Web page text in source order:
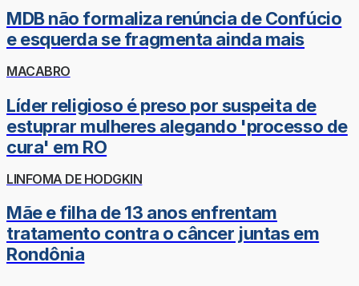
MDB não formaliza renúncia de Confúcio
e esquerda se fragmenta ainda mais
MACABRO
Líder religioso é preso por suspeita de
estuprar mulheres alegando 'processo de
cura' em RO
LINFOMA DE HODGKIN
Mãe e filha de 13 anos enfrentam
tratamento contra o câncer juntas em
Rondônia